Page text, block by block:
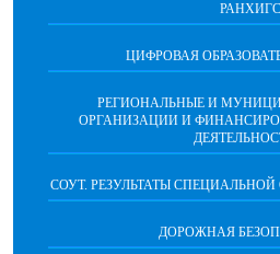
РАНХИГС
ЦИФРОВАЯ
РЕГИОНАЛЬНЫЕ И
ОРГАНИЗАЦИИ И
СОУТ. РЕЗУЛЬТАТЫ
ДОРОЖНАЯ